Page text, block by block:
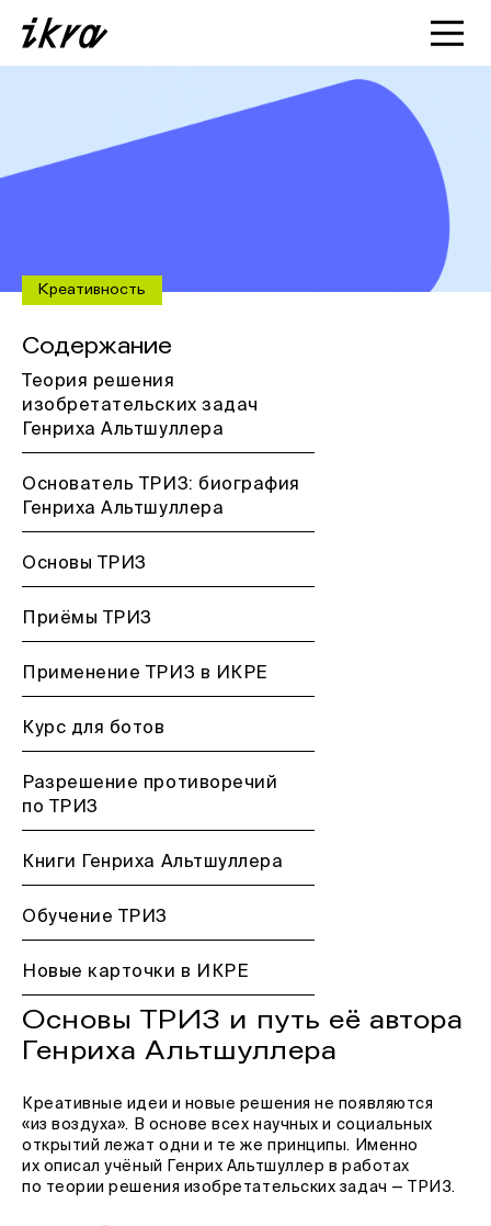
Познакомиться с ИКРОЙ
Статьи
Креативность
Содержание
Теория решения
изобретательских задач
Генриха Альтшуллера
Основатель ТРИЗ: биография
Генриха Альтшуллера
Основы ТРИЗ
Приёмы ТРИЗ
Применение ТРИЗ в ИКРЕ
Курс для ботов
Разрешение противоречий
по ТРИЗ
Книги Генриха Альтшуллера
Обучение ТРИЗ
Новые карточки в ИКРЕ
Основы ТРИЗ и путь её автора
Генриха Альтшуллера
Креативные идеи и новые решения не появляются
«из воздуха». В основе всех научных и социальных
открытий лежат одни и те же принципы. Именно
их описал учёный Генрих Альтшуллер в работах
по теории решения изобретательских задач — ТРИЗ.